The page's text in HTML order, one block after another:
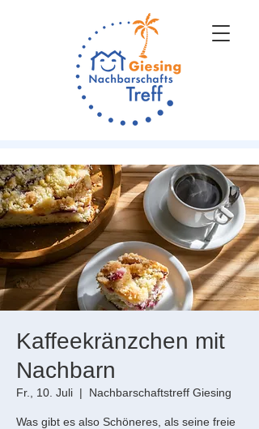
Kaffeekränzchen mit
Nachbarn
Fr., 10. Juli
  |
Nachbarschaftstreff Giesing
Was gibt es also Schöneres, als seine freie